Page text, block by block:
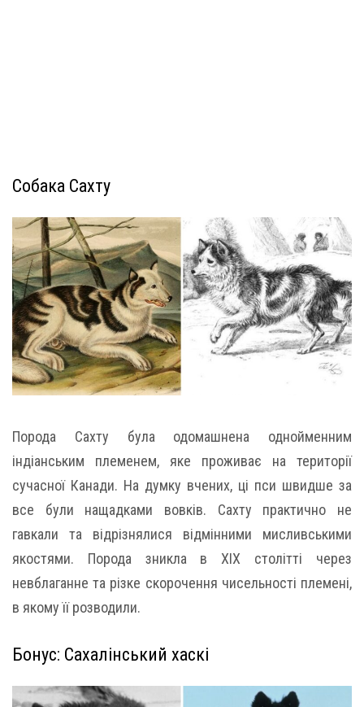
Собака Сахту
Порода Сахту була одомашнена однойменним
індіанським племенем, яке проживає на території
сучасної Канади. На думку вчених, ці пси швидше за
все були нащадками вовків. Сахту практично не
гавкали та відрізнялися відмінними мисливськими
якостями. Порода зникла в XIX столітті через
невблаганне та різке скорочення чисельності племені,
в якому її розводили.
Бонус: Сахалінський хаскі